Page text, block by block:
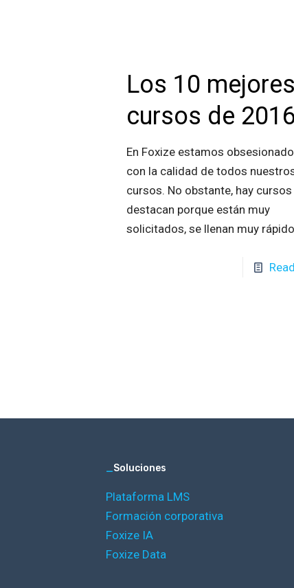
Los 10 mejores
cursos de
En Foxize estamos
con la calidad de todos
cursos. No obstante, hay
destacan porque están muy
solicitados, se llenan muy
_Soluciones
Plataforma LMS
Formación corporativa
Foxize IA
Foxize Data